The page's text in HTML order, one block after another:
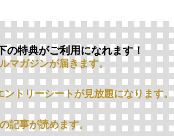
特典がご利用になれます！
マガジンが届きます。
トリーシートが見放題になります。
記事が読めます。